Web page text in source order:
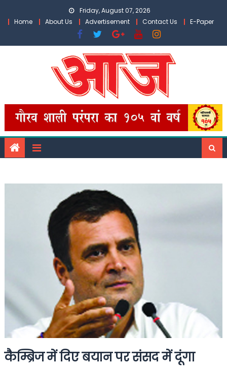
Friday, August 07, 2026
Home
About Us Advertisement Contact Us E-Paper
कैम्ब्रिज में दिए बयान पर संसद में दूंगा